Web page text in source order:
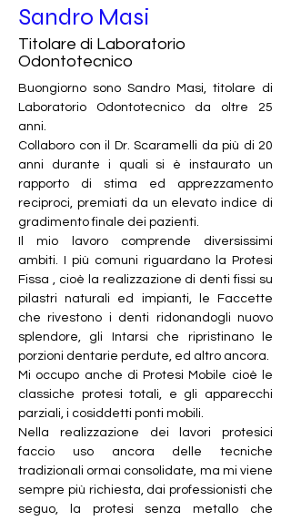
Sandro Masi
Titolare di Laboratorio
Odontotecnico
Buongiorno sono Sandro Masi, titolare di
Laboratorio Odontotecnico da oltre 25
anni.
Collaboro con il Dr. Scaramelli da più di 20
anni durante i quali si è instaurato un
rapporto di stima ed apprezzamento
reciproci, premiati da un elevato indice di
gradimento finale dei pazienti.
Il mio lavoro comprende diversissimi
ambiti. I più comuni riguardano la Protesi
Fissa , cioè la realizzazione di denti fissi su
pilastri naturali ed impianti, le Faccette
che rivestono i denti ridonandogli nuovo
splendore, gli Intarsi che ripristinano le
porzioni dentarie perdute, ed altro ancora.
Mi occupo anche di Protesi Mobile cioè le
classiche protesi totali, e gli apparecchi
parziali, i cosiddetti ponti mobili.
Nella realizzazione dei lavori protesici
faccio uso ancora delle tecniche
tradizionali ormai consolidate, ma mi viene
sempre più richiesta, dai professionisti che
seguo, la protesi senza metallo che